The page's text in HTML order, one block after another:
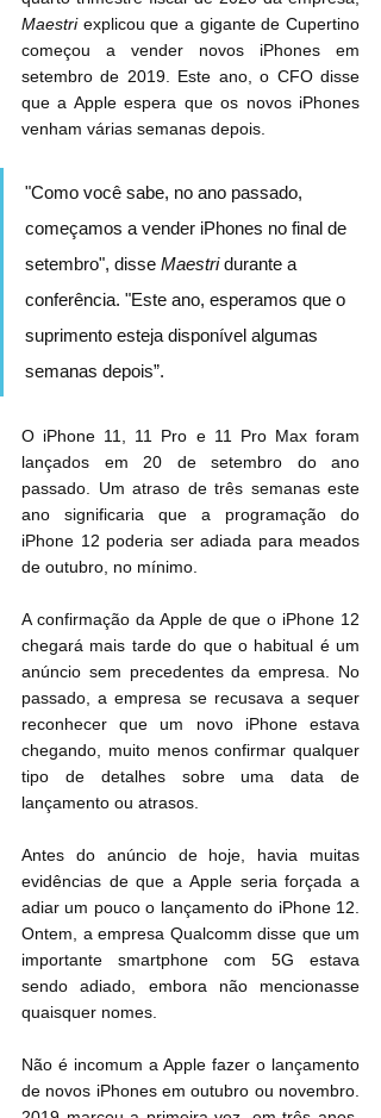
Maestri explicou que a gigante de Cupertino
começou a vender novos iPhones em
setembro de 2019. Este ano, o CFO disse
que a Apple espera que os novos iPhones
venham várias semanas depois.
"Como você sabe, no ano passado,
começamos a vender iPhones no final de
setembro", disse Maestri durante a
conferência. "Este ano, esperamos que o
suprimento esteja disponível algumas
semanas depois”.
O iPhone 11, 11 Pro e 11 Pro Max foram
lançados em 20 de setembro do ano
passado. Um atraso de três semanas este
ano significaria que a programação do
iPhone 12 poderia ser adiada para meados
de outubro, no mínimo.
A confirmação da Apple de que o iPhone 12
chegará mais tarde do que o habitual é um
anúncio sem precedentes da empresa. No
passado, a empresa se recusava a sequer
reconhecer que um novo iPhone estava
chegando, muito menos confirmar qualquer
tipo de detalhes sobre uma data de
lançamento ou atrasos.
Antes do anúncio de hoje, havia muitas
evidências de que a Apple seria forçada a
adiar um pouco o lançamento do iPhone 12.
Ontem, a empresa Qualcomm disse que um
importante smartphone com 5G estava
sendo adiado, embora não mencionasse
quaisquer nomes.
Não é incomum a Apple fazer o lançamento
de novos iPhones em outubro ou novembro.